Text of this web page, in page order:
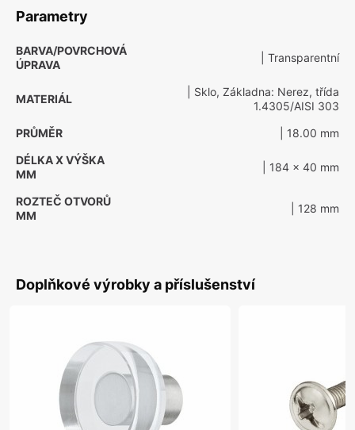
Parametry
BARVA/POVRCHOVÁ
ÚPRAVA
| Transparentní
MATERIÁL
| Sklo, Základna: Nerez, třída
1.4305/AISI 303
PRŮMĚR
| 18.00 mm
DÉLKA X VÝŠKA
MM
| 184 x 40 mm
ROZTEČ OTVORŮ
MM
| 128 mm
Doplňkové výrobky a příslušenství